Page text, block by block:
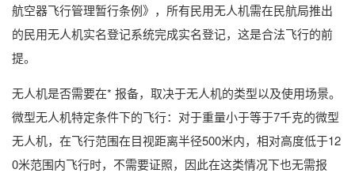
航空器飞行管理暂行条例》，所有民用无人机需在民航局推出
的民用无人机实名登记系统完成实名登记，这是合法飞行的前
提。
无人机是否需要在* 报备，取决于无人机的类型以及使用场景。
微型无人机特定条件下的飞行：对于重量小于等于7千克的微型
无人机，在飞行范围在目视距离半径500米内，相对高度低于12
0米范围内飞行时，不需要证照，因此在这类情况下也无需报